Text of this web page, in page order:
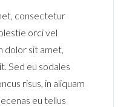
consectetur
orci vel
dolor sit amet,
Sed eu sodales
risus, in aliquam
eu tellus